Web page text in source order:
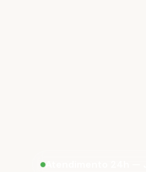
Atendimento 24h —